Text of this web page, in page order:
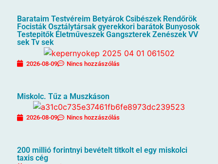
Barataim Testvéreim Betyárok Csibészek Rendőrök
Focisták Osztálytársak gyerekkori barátok Bunyosok
Testepitők Életműveszek Gangszterek Zenészek VV
sek Tv sek
2026-08-09 Nincs hozzászólás
Miskolc. Tűz a Muszkáson
2026-08-09 Nincs hozzászólás
200 millió forintnyi bevételt titkolt el egy miskolci
taxis cég